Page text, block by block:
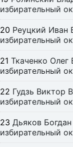
избирательный
20 Реуцкий Иван
избирательный
21 Ткаченко Олег
избирательный
22 Гудзь Виктор
избирательный
23 Дьяков
избирательный